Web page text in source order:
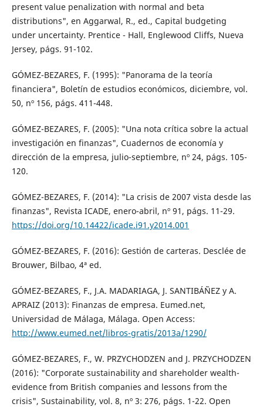
present value penalization with normal and beta
distributions", en Aggarwal, R., ed., Capital budgeting
under uncertainty. Prentice - Hall, Englewood Cliffs, Nueva
Jersey, págs. 91-102.
GÓMEZ-BEZARES, F. (1995): "Panorama de la teoría
financiera", Boletín de estudios económicos, diciembre, vol.
50, nº 156, págs. 411-448.
GÓMEZ-BEZARES, F. (2005): "Una nota crítica sobre la actual
investigación en finanzas", Cuadernos de economía y
dirección de la empresa, julio-septiembre, nº 24, págs. 105-
120.
GÓMEZ-BEZARES, F. (2014): "La crisis de 2007 vista desde las
finanzas", Revista ICADE, enero-abril, nº 91, págs. 11-29.
https://doi.org/10.14422/icade.i91.y2014.001
GÓMEZ-BEZARES, F. (2016): Gestión de carteras. Desclée de
Brouwer, Bilbao, 4ª ed.
GÓMEZ-BEZARES, F., J.A. MADARIAGA, J. SANTIBÁÑEZ y A.
APRAIZ (2013): Finanzas de empresa. Eumed.net,
Universidad de Málaga, Málaga. Open Access:
http://www.eumed.net/libros-gratis/2013a/1290/
GÓMEZ-BEZARES, F., W. PRZYCHODZEN and J. PRZYCHODZEN
(2016): "Corporate sustainability and shareholder wealth-
evidence from British companies and lessons from the
crisis", Sustainability, vol. 8, nº 3: 276, págs. 1-22. Open